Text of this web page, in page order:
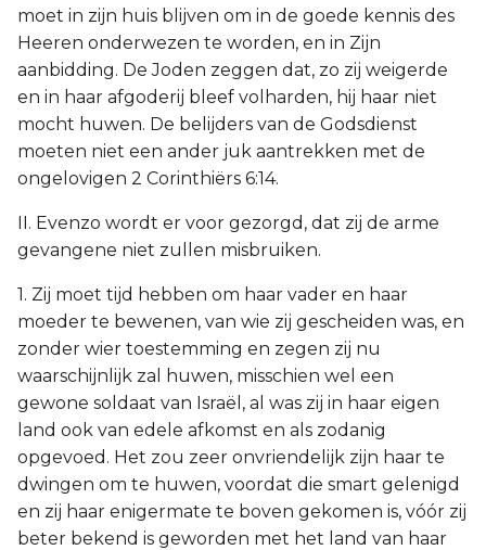
moet in zijn huis blijven om in de goede kennis des
Heeren onderwezen te worden, en in Zijn
aanbidding. De Joden zeggen dat, zo zij weigerde
en in haar afgoderij bleef volharden, hij haar niet
mocht huwen. De belijders van de Godsdienst
moeten niet een ander juk aantrekken met de
ongelovigen 2 Corinthiërs 6:14.
II. Evenzo wordt er voor gezorgd, dat zij de arme
gevangene niet zullen misbruiken.
1. Zij moet tijd hebben om haar vader en haar
moeder te bewenen, van wie zij gescheiden was, en
zonder wier toestemming en zegen zij nu
waarschijnlijk zal huwen, misschien wel een
gewone soldaat van Israël, al was zij in haar eigen
land ook van edele afkomst en als zodanig
opgevoed. Het zou zeer onvriendelijk zijn haar te
dwingen om te huwen, voordat die smart gelenigd
en zij haar enigermate te boven gekomen is, vóór zij
beter bekend is geworden met het land van haar